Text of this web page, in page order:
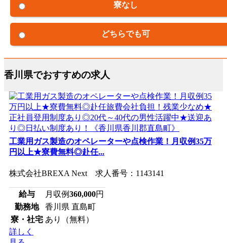
寮なし
どちらでも可
香川県でおすすめの求人
工業用ガス製造のオペレーターや点検作業！月収例35万
円以上★寮費無料◎赴任...
株式会社BREXA Next 求人番号：1143141
給与 月収例360,000円
勤務地
香川県 直島町
寮・社宅 あり（無料）
詳しく